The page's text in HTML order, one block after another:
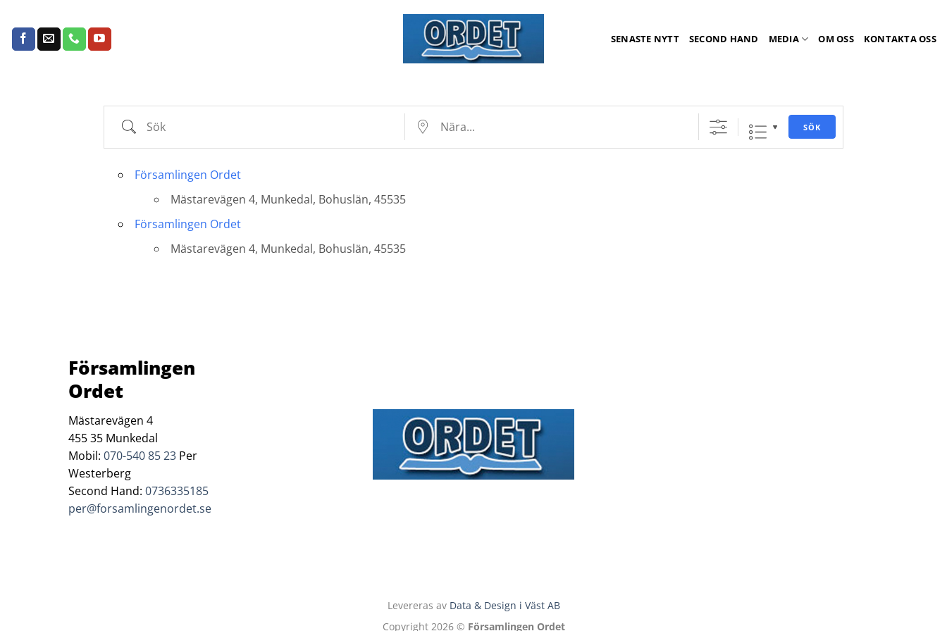
content
SENASTE NYTT SECOND HAND MEDIA OM OSS KONTAKTA OSS
Sök Nära... SÖK
Land
Evenemangplatser?
Församlingen Ordet
Mästarevägen 4, Munkedal, Bohuslän, 45535
Församlingen Ordet
Mästarevägen 4, Munkedal, Bohuslän, 45535
Församlingen
Ordet
Mästarevägen 4
455 35 Munkedal
Mobil:070-540 85 23 Per
Westerberg
Second Hand:0736335185
per@forsamlingenordet.se
Levereras av Data & Design i Väst AB
Copyright 2026 © Församlingen Ordet